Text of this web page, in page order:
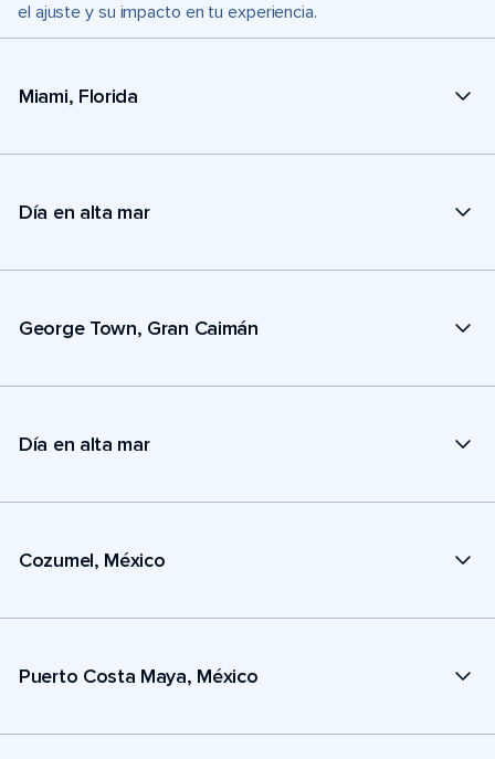
el ajuste y su impacto en tu experiencia.
Miami, Florida
Día en alta mar
George Town, Gran Caimán
Día en alta mar
Cozumel, México
Puerto Costa Maya, México